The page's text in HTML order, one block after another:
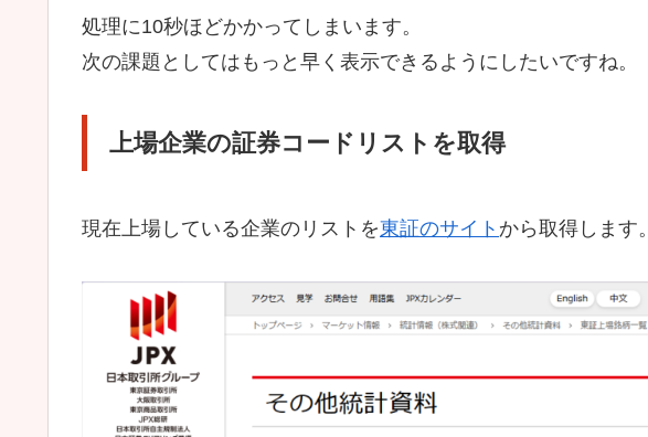
処理に10秒ほどかかってしまいます。
次の課題としてはもっと早く表示できるようにしたいですね。
上場企業の証券コードリストを取得
現在上場している企業のリストを東証のサイト から取得します。